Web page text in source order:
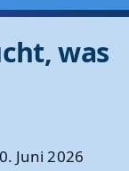
was
Juni 2026